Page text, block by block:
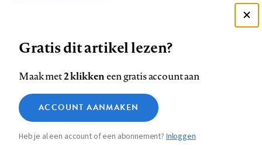
op
Facebook
op
LinkedIn
op
Bluesky
ons
op
InstagramYouTube
Footer
Contact Colofon Disclaimer Privacy
Medische vragen verdienen
betrouwbare antwoorden
Zie onze cookie policy
Analytische cookies
Marketing cookies
Gratis dit artikel lezen?
Maak met2 klikkeneen gratis account aan
ACCOUNT AANMAKEN
Heb je al een account of een abonnement?Inloggen